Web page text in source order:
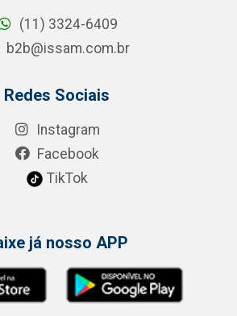
(11) 3324-6409
b2b@issam.com.br
Redes Sociais
Instagram
Facebook
TikTok
já nosso APP